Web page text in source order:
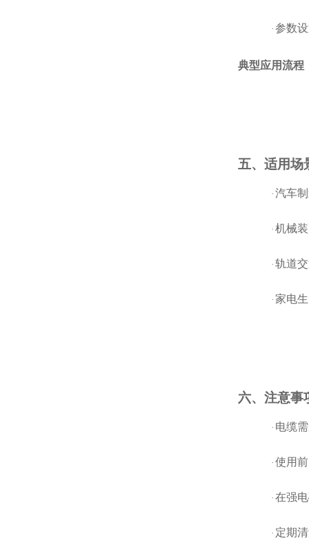
· 参数
典型应用流程
五、适用场
· 汽车
· 机械
· 轨道
· 家电
六、注意事
· 电缆
· 使用
· 在强
· 定期